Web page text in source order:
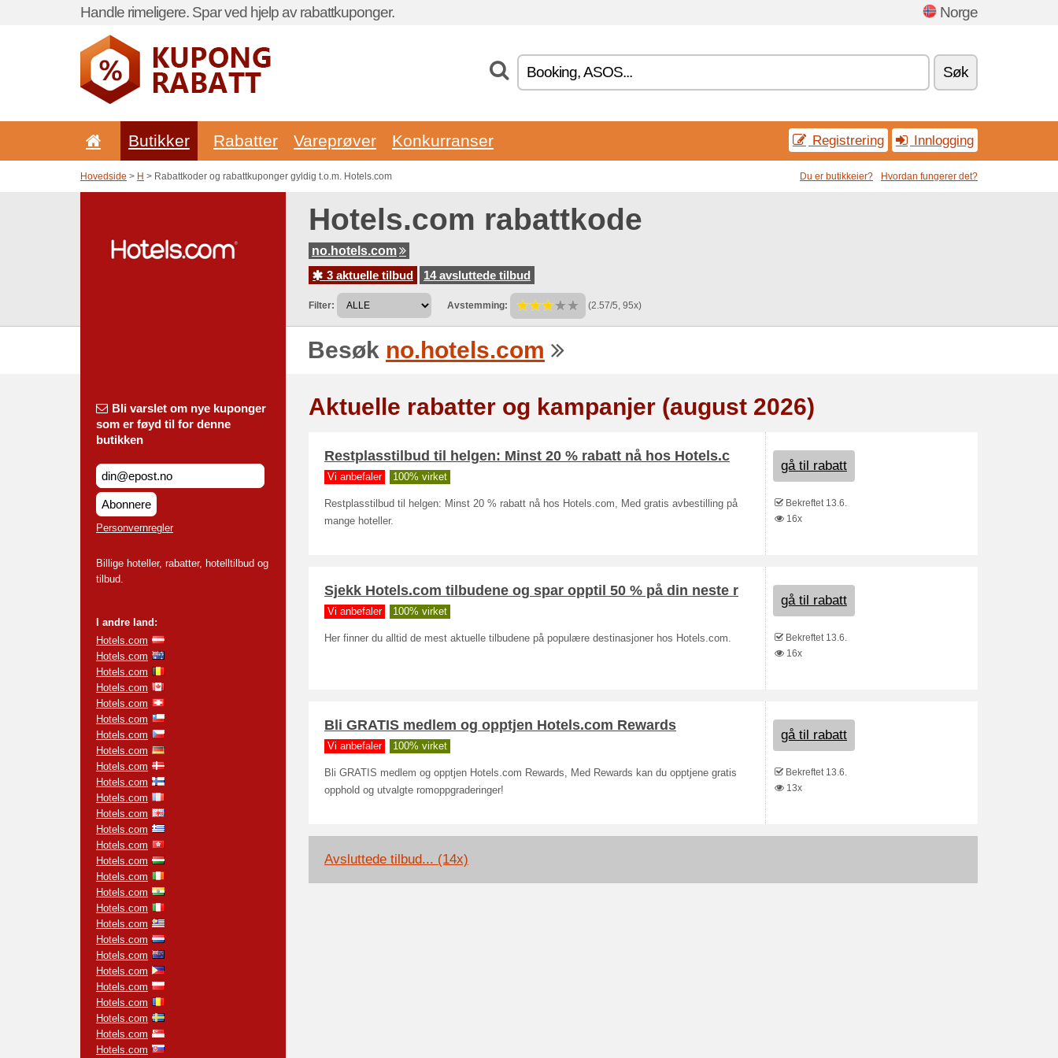
Handle rimeligere. Spar ved hjelp av rabattkuponger. Norge
Søk
Butikker Rabatter Vareprøver Konkurranser Registrering Innlogging
Hovedside > H > Rabattkoder og rabattkuponger gyldig t.o.m. Hotels.com Du er butikkeier? Hvordan fungerer det?
Hotels.com rabattkode
no.hotels.com
3 aktuelle tilbud
14 avsluttede tilbud
Filter: Avstemming: (2.57/5, 95x)
Besøk no.hotels.com
Bli varslet om nye kuponger
som er føyd til for denne
butikken
Abonnere
Personvernregler
Billige hoteller, rabatter, hotelltilbud og
tilbud.
I andre land:
Hotels.com
Hotels.com
Hotels.com
Hotels.com
Hotels.com
Hotels.com
Hotels.com
Hotels.com
Hotels.com
Hotels.com
Hotels.com
Hotels.com
Hotels.com
Hotels.com
Hotels.com
Hotels.com
Hotels.com
Hotels.com
Hotels.com
Hotels.com
Hotels.com
Hotels.com
Hotels.com
Hotels.com
Hotels.com
Hotels.com
Hotels.com
Aktuelle rabatter og kampanjer (august 2026)
Restplasstilbud til helgen: Minst 20 % rabatt nå hos Hotels.c
Vi anbefaler 100% virket
Restplasstilbud til helgen: Minst 20 % rabatt nå hos Hotels.com, Med gratis avbestilling på
mange hoteller.
gå til rabatt
Bekreftet 13.6.
16x
Sjekk Hotels.com tilbudene og spar opptil 50 % på din neste r
Vi anbefaler 100% virket
Her finner du alltid de mest aktuelle tilbudene på populære destinasjoner hos Hotels.com.
gå til rabatt
Bekreftet 13.6.
16x
Bli GRATIS medlem og opptjen Hotels.com Rewards
Vi anbefaler 100% virket
Bli GRATIS medlem og opptjen Hotels.com Rewards, Med Rewards kan du opptjene gratis
opphold og utvalgte romoppgraderinger!
gå til rabatt
Bekreftet 13.6.
13x
Avsluttede tilbud... (14x)